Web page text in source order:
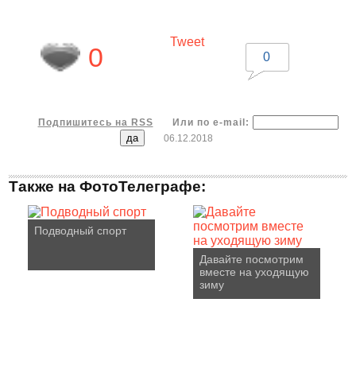
0
Tweet
0
Подпишитесь на RSS
Или по e-mail:
06.12.2018
Также на ФотоТелеграфе:
Подводный спорт
Давайте посмотрим
вместе на уходящую
зиму